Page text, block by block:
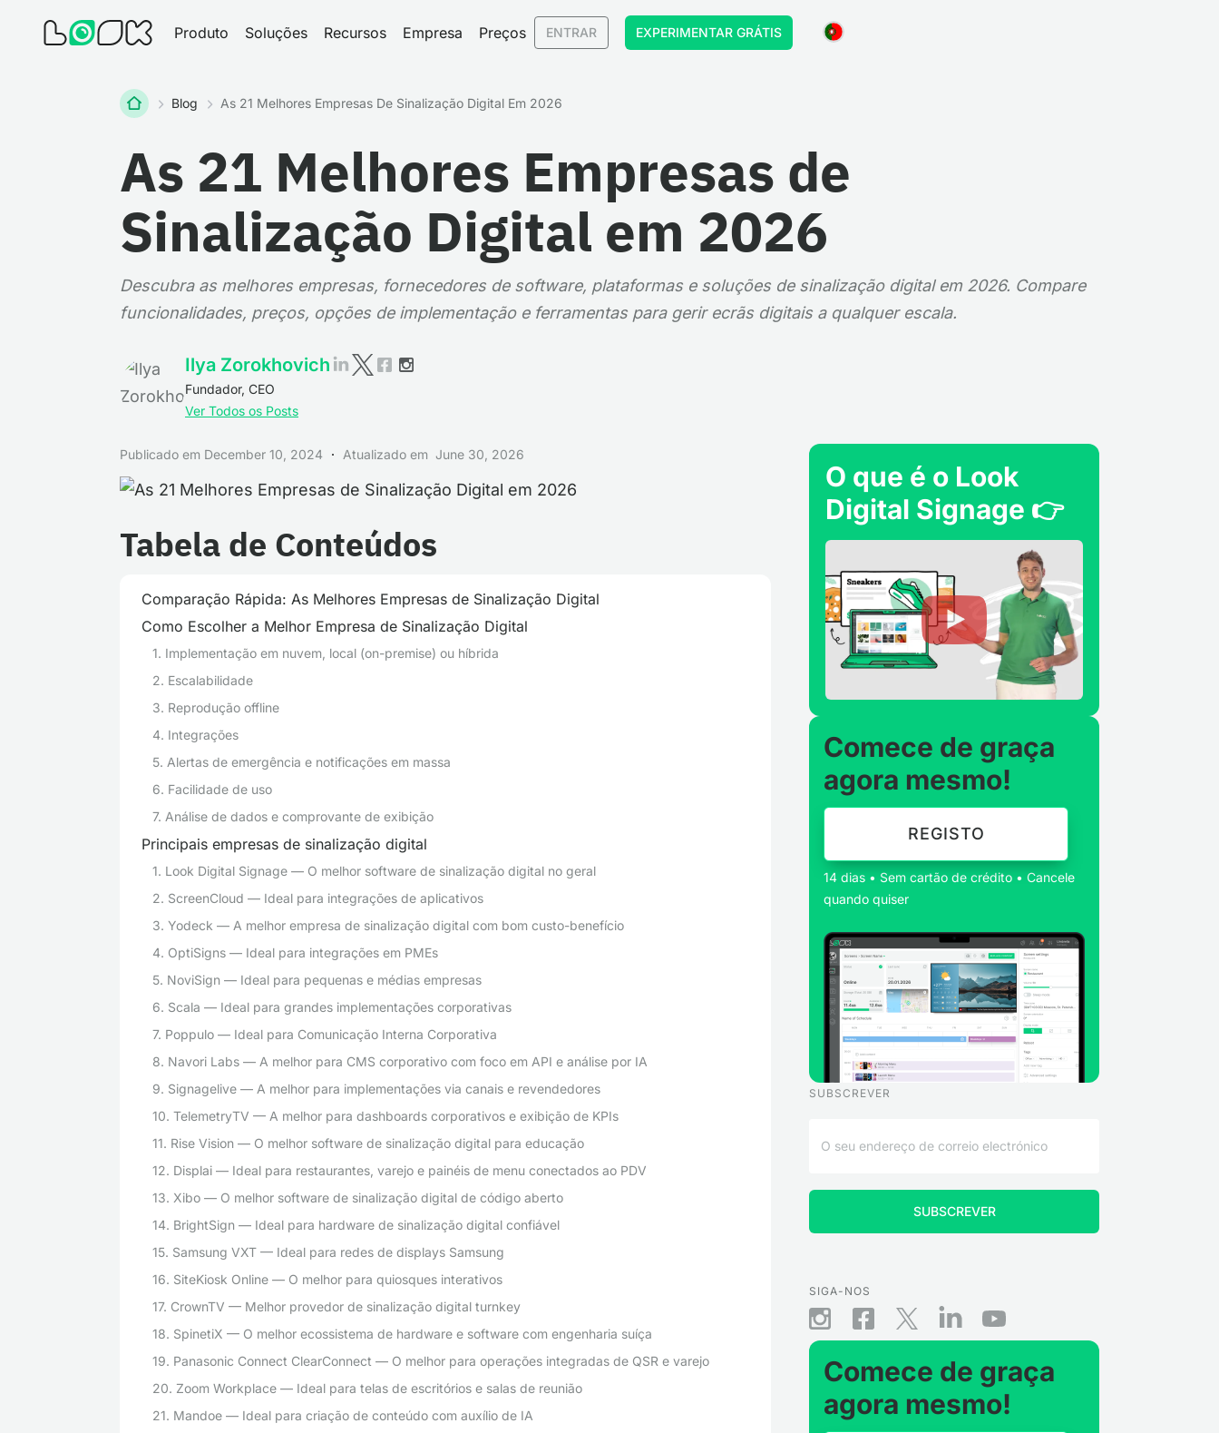
Produto Soluções Recursos Empresa Preços ENTRAR EXPERIMENTAR GRÁTIS
HomeBlog As 21 Melhores Empresas De Sinalização Digital Em 2026
As 21 Melhores Empresas de
Sinalização Digital em 2026
Descubra as melhores empresas, fornecedores de software, plataformas e soluções de sinalização digital em 2026. Compare
funcionalidades, preços, opções de implementação e ferramentas para gerir ecrãs digitais a qualquer escala.
Ilya Zorokhovich
Fundador, CEO
Ver Todos os Posts
Publicado em December 10, 2024 Atualizado em June 30, 2026
Tabela de Conteúdos
Comparação Rápida: As Melhores Empresas de Sinalização Digital
Como Escolher a Melhor Empresa de Sinalização Digital
1. Implementação em nuvem, local (on-premise) ou híbrida
2. Escalabilidade
3. Reprodução offline
4. Integrações
5. Alertas de emergência e notificações em massa
6. Facilidade de uso
7. Análise de dados e comprovante de exibição
Principais empresas de sinalização digital
1. Look Digital Signage — O melhor software de sinalização digital no geral
2. ScreenCloud — Ideal para integrações de aplicativos
3. Yodeck — A melhor empresa de sinalização digital com bom custo-benefício
4. OptiSigns — Ideal para integrações em PMEs
5. NoviSign — Ideal para pequenas e médias empresas
6. Scala — Ideal para grandes implementações corporativas
7. Poppulo — Ideal para Comunicação Interna Corporativa
8. Navori Labs — A melhor para CMS corporativo com foco em API e análise por IA
9. Signagelive — A melhor para implementações via canais e revendedores
10. TelemetryTV — A melhor para dashboards corporativos e exibição de KPIs
11. Rise Vision — O melhor software de sinalização digital para educação
12. Displai — Ideal para restaurantes, varejo e painéis de menu conectados ao PDV
13. Xibo — O melhor software de sinalização digital de código aberto
14. BrightSign — Ideal para hardware de sinalização digital confiável
15. Samsung VXT — Ideal para redes de displays Samsung
16. SiteKiosk Online — O melhor para quiosques interativos
17. CrownTV — Melhor provedor de sinalização digital turnkey
18. SpinetiX — O melhor ecossistema de hardware e software com engenharia suíça
19. Panasonic Connect ClearConnect — O melhor para operações integradas de QSR e varejo
20. Zoom Workplace — Ideal para telas de escritórios e salas de reunião
21. Mandoe — Ideal para criação de conteúdo com auxílio de IA
O que é o Look
Digital Signage 👉
Comece de graça
agora mesmo!
REGISTO
14 dias • Sem cartão de crédito • Cancele
quando quiser
SUBSCREVER
SIGA-NOS
Comece de graça
agora mesmo!